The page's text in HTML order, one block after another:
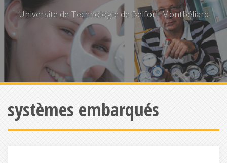
Université de Technologie de Belfort-Montbéliard
systèmes embarqués